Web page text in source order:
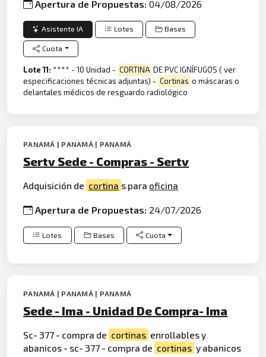
Apertura de Propuestas:04/08/2026
Asistente IA Lotes Bases
Cuota
Lote 11: **** - 10 Unidad - CORTINA DE PVC IGNÍFUGOS ( ver
especificaciones técnicas adjuntas) - Cortinas o máscaras o
delantales médicos de resguardo radiológico
PANAMÁ | PANAMÁ | PANAMÁ
Sertv Sede - Compras - Sertv
Adquisición de cortina s para oficina
Apertura de Propuestas: 24/07/2026
Lotes Bases Cuota
PANAMÁ | PANAMÁ | PANAMÁ
Sede - Ima - Unidad De Compra- Ima
Sc- 377 - compra de cortinas enrollables y
abanicos - sc- 377 - compra de cortinas y abanicos